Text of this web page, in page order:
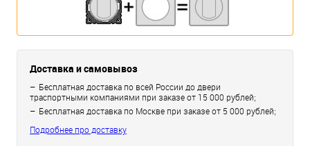
Доставка и самовывоз
Бесплатная доставка по всей России до двери
траспортными компаниями при заказе от 15 000 рублей;
Бесплатная доставка по Москве при заказе от 5 000 рублей;
Подробнее про доставку